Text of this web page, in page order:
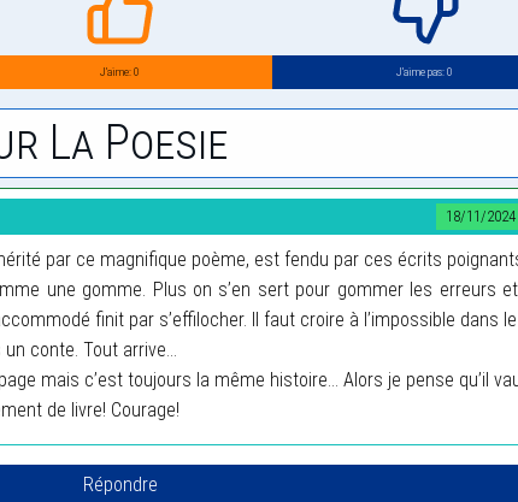
J’aime: 0 J’aime pas: 0
La Poesie
18/11/2024
par ce magnifique poème, est fendu par ces écrits
une gomme. Plus on s’en sert pour gommer les erreurs
finit par s’effilocher. Il faut croire à l’impossible dans
conte. Tout arrive...
mais c’est toujours la même histoire... Alors je pense qu’il
de livre! Courage!